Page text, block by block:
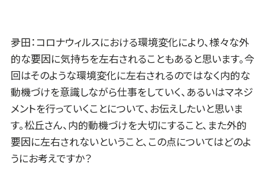
夛田：コロナウィルスにおける環境変化により、様々な外
的な要因に気持ちを左右されることもあると思います。今
回はそのような環境変化に左右されるのではなく内的な
動機づけを意識しながら仕事をしていく、あるいはマネジ
メントを行っていくことについて、お伝えしたいと思いま
す。松丘さん、内的動機づけを大切にすること、また外的
要因に左右されないということ、この点についてはどのよ
うにお考えですか？